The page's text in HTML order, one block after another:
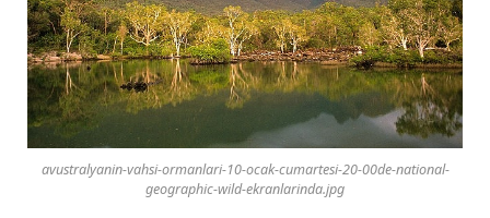
avustralyanin-vahsi-ormanlari-10-ocak-cumartesi-20-00de-national-
geographic-wild-ekranlarinda.jpg